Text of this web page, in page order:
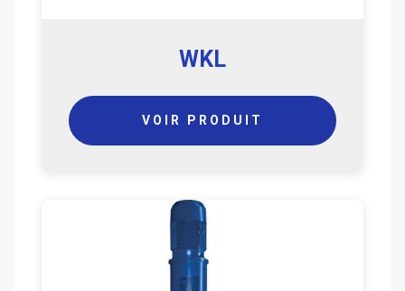
WKL
VOIR PRODUIT